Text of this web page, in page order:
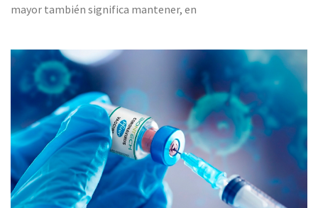
mayor también significa mantener, en